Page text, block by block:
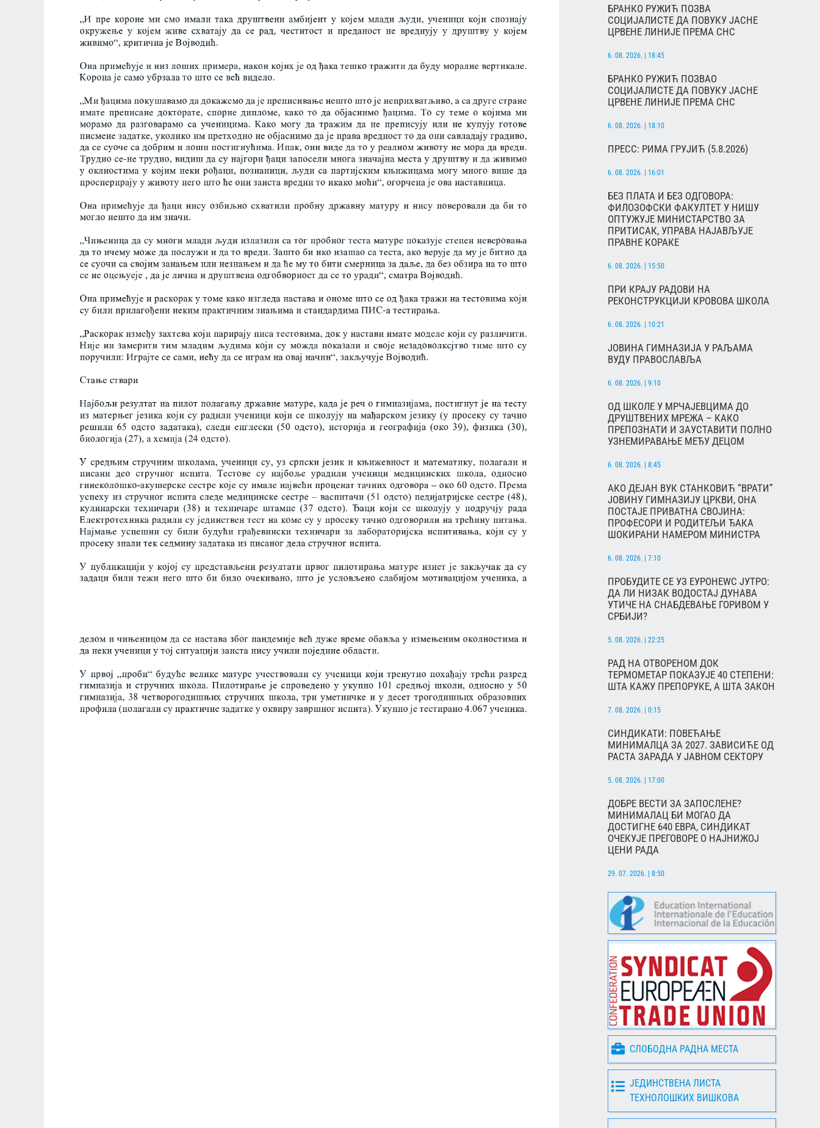
БРАНКО РУЖИЋ ПОЗВА
СОЦИЈАЛИСТЕ ДА ПОВУКУ ЈАСНЕ
ЦРВЕНЕ ЛИНИЈЕ ПРЕМА СНС
6. 08. 2026. | 18:45
БРАНКО РУЖИЋ ПОЗВАО
СОЦИЈАЛИСТЕ ДА ПОВУКУ ЈАСНЕ
ЦРВЕНЕ ЛИНИЈЕ ПРЕМА СНС
6. 08. 2026. | 18:10
ПРЕСС: РИМА ГРУЈИЋ (5.8.2026)
6. 08. 2026. | 16:01
БЕЗ ПЛАТА И БЕЗ ОДГОВОРА:
ФИЛОЗОФСКИ ФАКУЛТЕТ У НИШУ
ОПТУЖУЈЕ МИНИСТАРСТВО ЗА
ПРИТИСАК, УПРАВА НАЈАВЉУЈЕ
ПРАВНЕ КОРАКЕ
6. 08. 2026. | 15:50
ПРИ КРАЈУ РАДОВИ НА
РЕКОНСТРУКЦИЈИ КРОВОВА ШКОЛА
6. 08. 2026. | 10:21
ЈОВИНА ГИМНАЗИЈА У РАЉАМА
ВУДУ ПРАВОСЛАВЉА
6. 08. 2026. | 9:10
ОД ШКОЛЕ У МРЧАЈЕВЦИМА ДО
ДРУШТВЕНИХ МРЕЖА – КАКО
ПРЕПОЗНАТИ И ЗАУСТАВИТИ ПОЛНО
УЗНЕМИРАВАЊЕ МЕЂУ ДЕЦОМ
6. 08. 2026. | 8:45
АКО ДЕЈАН ВУК СТАНКОВИЋ “ВРАТИ”
ЈОВИНУ ГИМНАЗИЈУ ЦРКВИ, ОНА
ПОСТАЈЕ ПРИВАТНА СВОЈИНА:
ПРОФЕСОРИ И РОДИТЕЉИ ЂАКА
ШОКИРАНИ НАМЕРОМ МИНИСТРА
6. 08. 2026. | 7:10
ПРОБУДИТЕ СЕ УЗ ЕУРОНЕWС ЈУТРО:
ДА ЛИ НИЗАК ВОДОСТАЈ ДУНАВА
УТИЧЕ НА СНАБДЕВАЊЕ ГОРИВОМ У
СРБИЈИ?
5. 08. 2026. | 22:25
РАД НА ОТВОРЕНОМ ДОК
ТЕРМОМЕТАР ПОКАЗУЈЕ 40 СТЕПЕНИ:
ШТА КАЖУ ПРЕПОРУКЕ, А ШТА ЗАКОН
7. 08. 2026. | 0:15
СИНДИКАТИ: ПОВЕЋАЊЕ
МИНИМАЛЦА ЗА 2027. ЗАВИСИЋЕ ОД
РАСТА ЗАРАДА У ЈАВНОМ СЕКТОРУ
5. 08. 2026. | 17:00
ДОБРЕ ВЕСТИ ЗА ЗАПОСЛЕНЕ?
МИНИМАЛАЦ БИ МОГАО ДА
ДОСТИГНЕ 640 ЕВРА, СИНДИКАТ
ОЧЕКУЈЕ ПРЕГОВОРЕ О НАЈНИЖОЈ
ЦЕНИ РАДА
29. 07. 2026. | 8:50
СЛОБОДНА РАДНА МЕСТА
ЈЕДИНСТВЕНА ЛИСТА
ТЕХНОЛОШКИХ ВИШКОВА